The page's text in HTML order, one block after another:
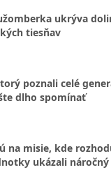
ukrýva
tiesňav
poznali celé
dlho spomínať
na misie, kde
ukázali